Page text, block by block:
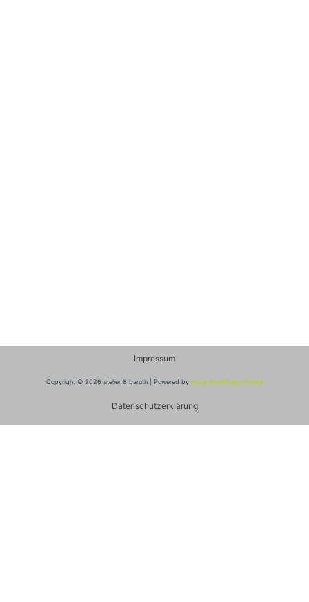
Impressum
Copyright © 2026 atelier 8 baruth | Powered by Astra-WordPress-Theme
Datenschutzerklärung